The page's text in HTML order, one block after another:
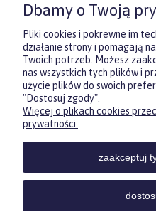
Dbamy o Twoją
Pliki cookies i pokrewne im
działanie strony i pomagają
Twoich potrzeb. Możesz
nas wszystkich tych plików i
użycie plików do swoich
"Dostosuj zgody".
Więcej o plikach cookies
prywatności.
zaakceptuj
Zasubskrybuj nasz
i otrzymaj5% rabatu